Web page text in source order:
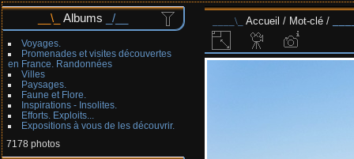
Albums
Voyages.
Promenades et visites découvertes
en France. Randonnées
Villes
Paysages.
Faune et Flore.
Inspirations - Insolites.
Efforts. Exploits...
Expositions à vous de les découvrir.
7178 photos
Accueil / Mot-clé /